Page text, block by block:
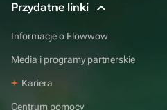
Przydatne linki
Informacje o Flowwow
Media i programy partnerskie
Kariera
Centrum pomocy